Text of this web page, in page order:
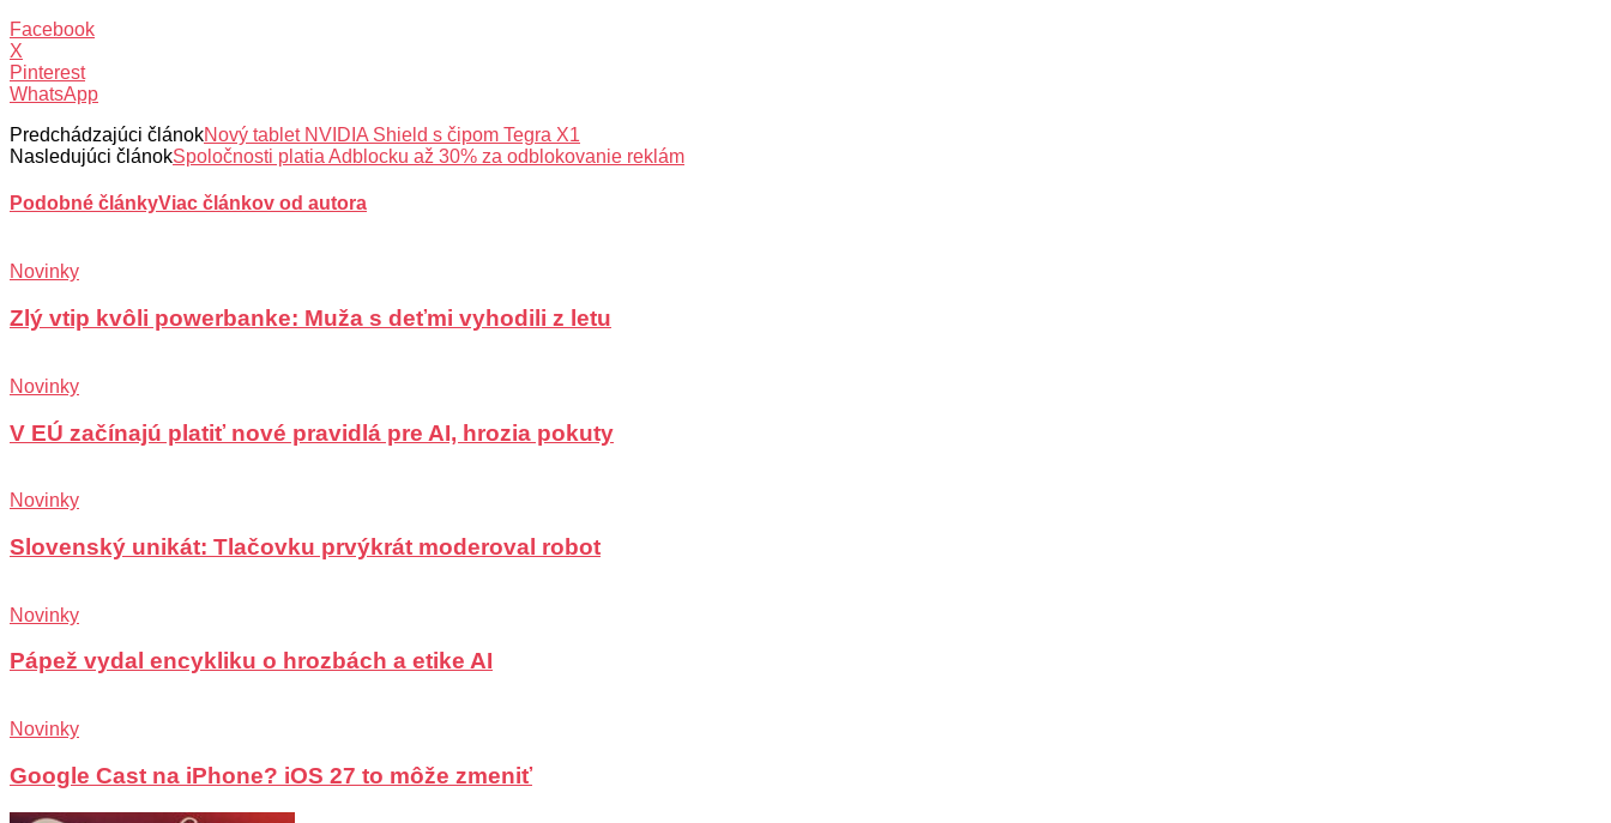
Facebook
X
Pinterest
WhatsApp
Predchádzajúci článokNový tablet NVIDIA Shield s čipom Tegra X1
Nasledujúci článokSpoločnosti platia Adblocku až 30% za odblokovanie reklám
Podobné článkyViac článkov od autora
Novinky
Zlý vtip kvôli powerbanke: Muža s deťmi vyhodili z letu
Novinky
V EÚ začínajú platiť nové pravidlá pre AI, hrozia pokuty
Novinky
Slovenský unikát: Tlačovku prvýkrát moderoval robot
Novinky
Pápež vydal encykliku o hrozbách a etike AI
Novinky
Google Cast na iPhone? iOS 27 to môže zmeniť